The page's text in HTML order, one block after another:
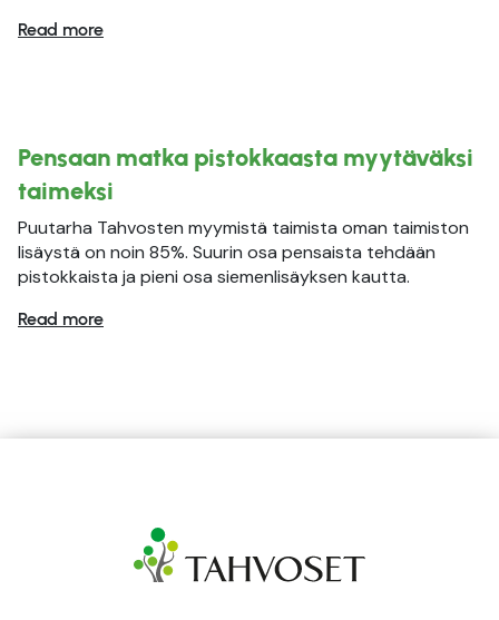
Read more
Pensaan matka pistokkaasta myytäväksi
taimeksi
Puutarha Tahvosten myymistä taimista oman taimiston
lisäystä on noin 85%. Suurin osa pensaista tehdään
pistokkaista ja pieni osa siemenlisäyksen kautta.
Read more